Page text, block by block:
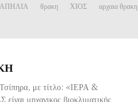
θρακη ΧΙΟΣ αρχαια θρακη
με τίτλο: «ΙΕΡΑ &
μηχανικος βιοκλιματικής